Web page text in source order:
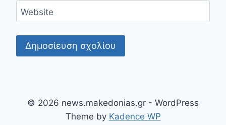
Website
© 2026 news.makedonias.gr - WordPress
Theme by Kadence WP